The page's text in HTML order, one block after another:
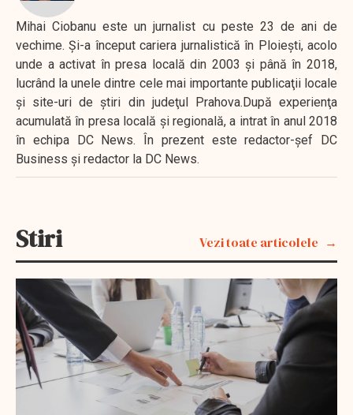
Mihai Ciobanu este un jurnalist cu peste 23 de ani de
vechime. Şi-a început cariera jurnalistică în Ploieşti, acolo
unde a activat în presa locală din 2003 şi până în 2018,
lucrând la unele dintre cele mai importante publicaţii locale
şi site-uri de ştiri din judeţul Prahova.După experienţa
acumulată în presa locală şi regională, a intrat în anul 2018
în echipa DC News. În prezent este redactor-şef DC
Business şi redactor la DC News.
Stiri Vezi toate articolele